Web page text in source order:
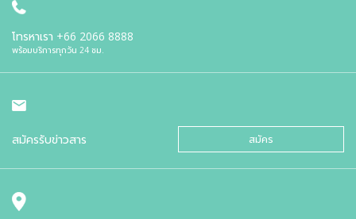
โทรหาเรา +66 2066 8888
พร้อมบริการทุกวัน 24 ชม.
สมัครรับข่าวสาร สมัคร